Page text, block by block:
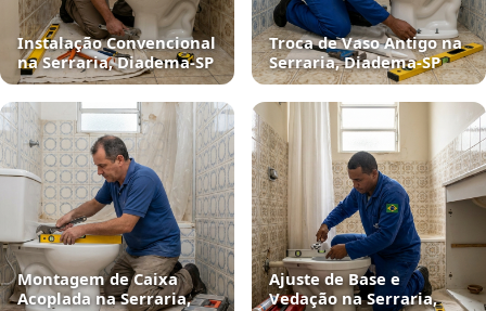
Instalação Convencional
na Serraria, Diadema‑SP
Troca de Vaso Antigo na
Serraria, Diadema‑SP
Montagem de Caixa
Acoplada na Serraria,
Ajuste de Base e
Vedação na Serraria,